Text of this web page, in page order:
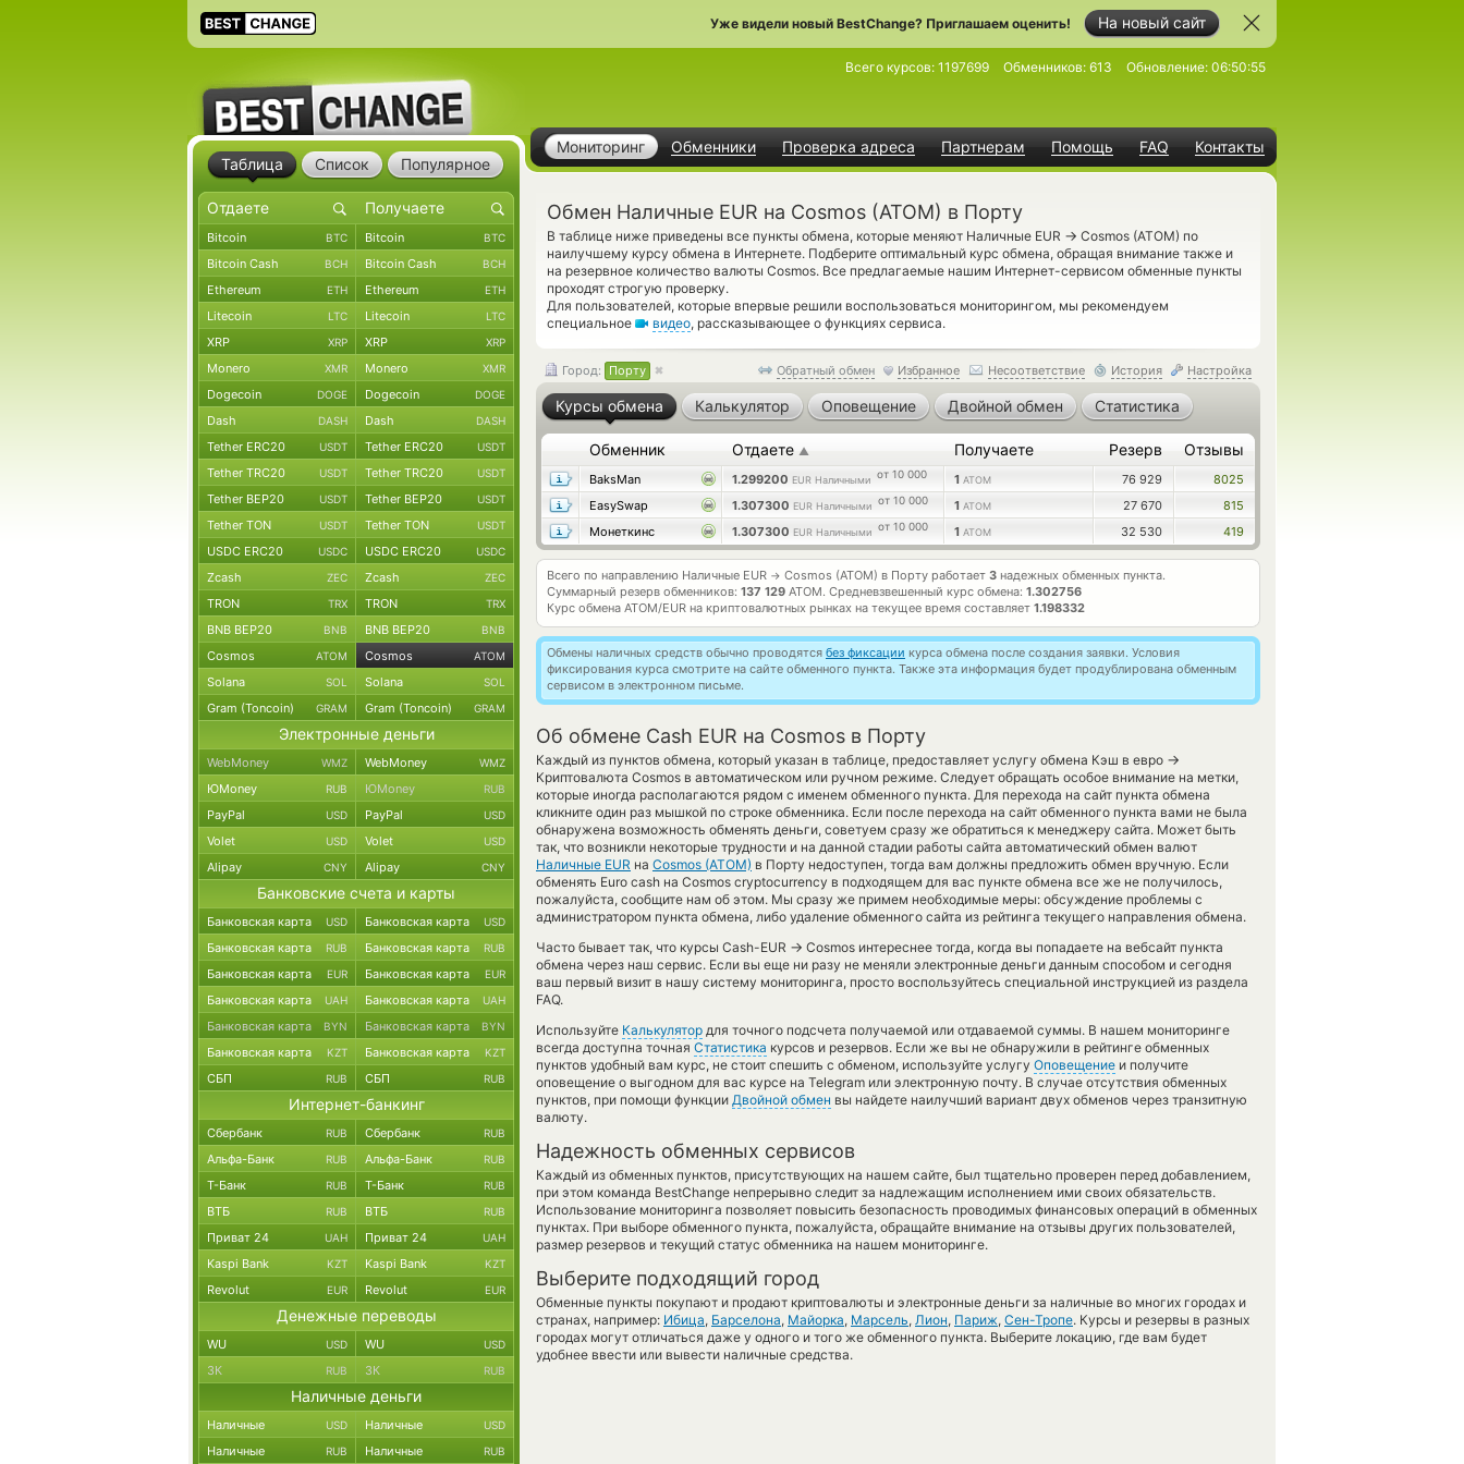
На новый сайт
Уже видели новый BestChange? Приглашаем оценить!
Мониторинг Обменники Проверка адреса Партнерам Помощь FAQ Контакты
Всего курсов: 1197699 Обменников: 613 Обновление: 06:50:55
Обмен Наличные EUR на Cosmos (ATOM) в Порту
В таблице ниже приведены все пункты обмена, которые меняют Наличные EUR → Cosmos (ATOM) по
наилучшему курсу обмена в Интернете. Подберите оптимальный курс обмена, обращая внимание также и
на резервное количество валюты Cosmos. Все предлагаемые нашим Интернет-сервисом обменные пункты
проходят строгую проверку.
Для пользователей, которые впервые решили воспользоваться мониторингом, мы рекомендуем
специальное
видео, рассказывающее о функциях сервиса.
Обратный обмен Избранное Несоответствие История Настройка
Город: Порту
Курсы обмена Калькулятор Оповещение Двойной обмен Статистика
Обменник Отдаете ▲ Получаете Резерв Отзывы
BaksMan 1.299200 EUR Наличными от 10 000 1 ATOM 76 929
8025
EasySwap
1.307300 EUR Наличными от 10 000 1 ATOM 27 670
815
Монеткинс
1.307300 EUR Наличными от 10 000 1 ATOM 32 530 419
Всего по направлению Наличные EUR → Cosmos (ATOM) в Порту работает 3 надежных обменных пункта.
Суммарный резерв обменников: 137 129 ATOM. Средневзвешенный курс обмена: 1.302756
Курс обмена ATOM/EUR на криптовалютных рынках на текущее время составляет 1.198332
Обмены наличных средств обычно проводятся без фиксации курса обмена после создания заявки. Условия
фиксирования курса смотрите на сайте обменного пункта. Также эта информация будет продублирована обменным
сервисом в электронном письме.
Об обмене Cash EUR на Cosmos в Порту
Каждый из пунктов обмена, который указан в таблице, предоставляет услугу обмена Кэш в евро →
Криптовалюта Cosmos в автоматическом или ручном режиме. Следует обращать особое внимание на метки,
которые иногда располагаются рядом с именем обменного пункта. Для перехода на сайт пункта обмена
кликните один раз мышкой по строке обменника. Если после перехода на сайт обменного пункта вами не была
обнаружена возможность обменять деньги, советуем сразу же обратиться к менеджеру сайта. Может быть
так, что возникли некоторые трудности и на данной стадии работы сайта автоматический обмен валют
Наличные EUR на Cosmos (ATOM) в Порту недоступен, тогда вам должны предложить обмен вручную. Если
обменять Euro cash на Cosmos cryptocurrency в подходящем для вас пункте обмена все же не получилось,
пожалуйста, сообщите нам об этом. Мы сразу же примем необходимые меры: обсуждение проблемы с
администратором пункта обмена, либо удаление обменного сайта из рейтинга текущего направления обмена.
Часто бывает так, что курсы Cash-EUR → Cosmos интереснее тогда, когда вы попадаете на вебсайт пункта
обмена через наш сервис. Если вы еще ни разу не меняли электронные деньги данным способом и сегодня
ваш первый визит в нашу систему мониторинга, просто воспользуйтесь специальной инструкцией из раздела
FAQ.
Используйте Калькулятор для точного подсчета получаемой или отдаваемой суммы. В нашем мониторинге
всегда доступна точная Статистика курсов и резервов. Если же вы не обнаружили в рейтинге обменных
пунктов удобный вам курс, не стоит спешить с обменом, используйте услугу Оповещение и получите
оповещение о выгодном для вас курсе на Telegram или электронную почту. В случае отсутствия обменных
пунктов, при помощи функции Двойной обмен вы найдете наилучший вариант двух обменов через транзитную
валюту.
Надежность обменных сервисов
Каждый из обменных пунктов, присутствующих на нашем сайте, был тщательно проверен перед добавлением,
при этом команда BestChange непрерывно следит за надлежащим исполнением ими своих обязательств.
Использование мониторинга позволяет повысить безопасность проводимых финансовых операций в обменных
пунктах. При выборе обменного пункта, пожалуйста, обращайте внимание на отзывы других пользователей,
размер резервов и текущий статус обменника на нашем мониторинге.
Выберите подходящий город
Обменные пункты покупают и продают криптовалюты и электронные деньги за наличные во многих городах и
странах, например: Ибица, Барселона, Майорка, Марсель, Лион, Париж, Сен-Тропе. Курсы и резервы в разных
городах могут отличаться даже у одного и того же обменного пункта. Выберите локацию, где вам будет
удобнее ввести или вывести наличные средства.
Таблица Список Популярное
Bitcoin BTC Bitcoin BTC
Bitcoin Cash BCH Bitcoin Cash BCH
Ethereum ETH Ethereum ETH
Litecoin LTC Litecoin LTC
XRP XRP XRP XRP
Monero XMR Monero XMR
Dogecoin DOGE Dogecoin DOGE
Dash DASH Dash DASH
Tether ERC20 USDT Tether ERC20 USDT
Tether TRC20 USDT Tether TRC20 USDT
Tether BEP20 USDT Tether BEP20 USDT
Tether TON USDT Tether TON USDT
USDC ERC20 USDC USDC ERC20 USDC
Zcash ZEC Zcash ZEC
TRON TRX TRON TRX
BNB BEP20 BNB BNB BEP20 BNB
Cosmos ATOM Cosmos ATOM
Solana SOL Solana SOL
Gram (Toncoin) GRAM Gram (Toncoin) GRAM
Электронные деньги
WebMoney WMZ WebMoney WMZ
ЮMoney RUB ЮMoney RUB
PayPal USD PayPal USD
Volet USD Volet USD
Alipay CNY Alipay CNY
Банковские счета и карты
Банковская карта USD Банковская карта USD
Банковская карта RUB Банковская карта RUB
Банковская карта EUR Банковская карта EUR
Банковская карта UAH Банковская карта UAH
Банковская карта BYN Банковская карта BYN
Банковская карта KZT Банковская карта KZT
СБП RUB СБП RUB
Интернет-банкинг
Сбербанк RUB Сбербанк RUB
Альфа-Банк RUB Альфа-Банк RUB
Т-Банк RUB Т-Банк RUB
ВТБ RUB ВТБ RUB
Приват 24 UAH Приват 24 UAH
Kaspi Bank KZT Kaspi Bank KZT
Revolut EUR Revolut EUR
Денежные переводы
WU USD WU USD
ЗК RUB ЗК RUB
Наличные деньги
Наличные USD Наличные USD
Наличные RUB Наличные RUB